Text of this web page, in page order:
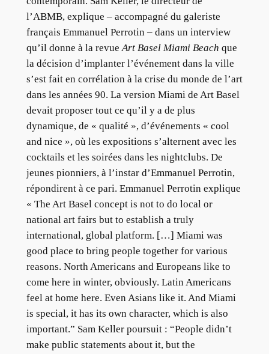
l’ABMB, explique – accompagné du galeriste
français Emmanuel Perrotin – dans un interview
qu’il donne à la revueArt Basel Miami Beach que
la décision d’implanter l’événement dans la ville
s’est fait en corrélation à la crise du monde de l’art
dans les années 90. La version Miami de Art Basel
devait proposer tout ce qu’il y a de plus
dynamique, de « qualité », d’événements « cool
and nice », où les expositions s’alternent avec les
cocktails et les soirées dans les nightclubs. De
jeunes pionniers, à l’instar d’Emmanuel Perrotin,
répondirent à ce pari. Emmanuel Perrotin explique
« The Art Basel concept is not to do local or
national art fairs but to establish a truly
international, global platform. […] Miami was
good place to bring people together for various
reasons. North Americans and Europeans like to
come here in winter, obviously. Latin Americans
feel at home here. Even Asians like it. And Miami
is special, it has its own character, which is also
important.” Sam Keller poursuit : “People didn’t
make public statements about it, but the